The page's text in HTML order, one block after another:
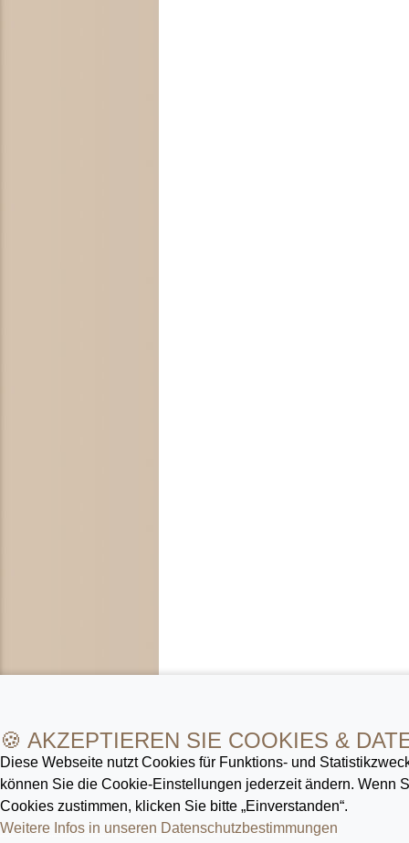
🍪 AKZEPTIEREN SIE COOKIES &
Diese Webseite nutzt Cookies für Funktions- und
können Sie die Cookie-Ein­stellungen jederzeit ändern. Wenn
Cookies zustimmen, klicken Sie bitte „Einverstanden“.
Weitere Infos in unseren Datenschutz­bestimmungen